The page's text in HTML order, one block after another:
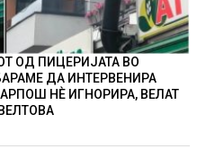
ОД ПИЦЕРИЈАТА ВО
ДА ИНТЕРВЕНИРА
НÈ ИГНОРИРА, ВЕЛАТ